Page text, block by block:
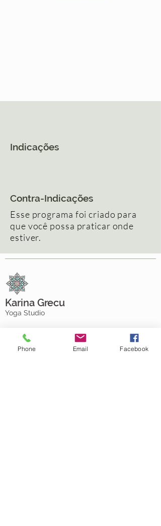
Indicações
Contra-Indicações
Esse programa foi criado para
que você possa praticar onde
estiver.
Karina Grecu
Yoga Studio
CONTATO
HomePhone Email Facebook